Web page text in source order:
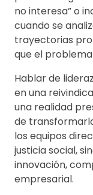
no interesa” o
cuando se
trayectorias
que el
Hablar de
en una
una realidad
de
los equipos
justicia social,
innovación,
empresarial.